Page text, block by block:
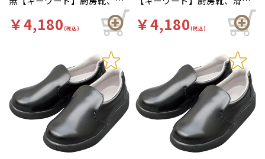
りにくい、工場 靴底は軽く
て滑りにくいハイグリップ仕
様。長時間の作業による疲労
を軽減、快適な着用感のため
す。インソールの表面には抗
菌加工を施しており、清潔で
す。食品加工厨房用スニーカ
ー「シェフメイト」は清潔・
耐滑・快適を基本コンセプト
に開発されました。滑りにく
い…滑りにくい防滑グリット
ソールには他方向に効くウィ
ンドミルパターンを採用。滑
りやすい床や雨の日等にも優
れた防滑性を発揮します。疲
￥4,180(税込)
にくい、工場 靴底は軽くて
滑りにくいハイグリップ仕
様。長時間の作業による疲労
を軽減、快適な着用感のため
す。インソールの表面には抗
菌加工を施しており、清潔で
す。食品加工厨房用スニーカ
ー「シェフメイト」は清潔・
耐滑・快適を基本コンセプト
に開発されました。滑りにく
い…滑りにくい防滑グリット
ソールには他方向に効くウィ
ンドミルパターンを採用。滑
りやすい床や雨の日等にも優
れた防滑性を発揮します。疲
￥4,180(税込)